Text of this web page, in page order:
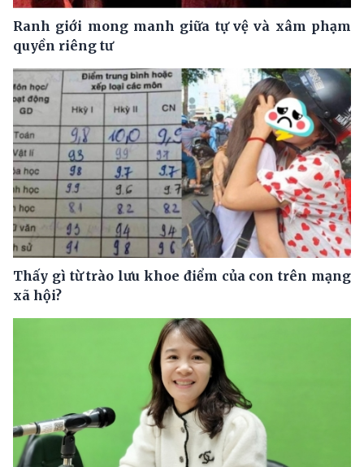
Ranh giới mong manh giữa tự vệ và xâm phạm
quyền riêng tư
Thấy gì từ trào lưu khoe điểm của con trên mạng
xã hội?